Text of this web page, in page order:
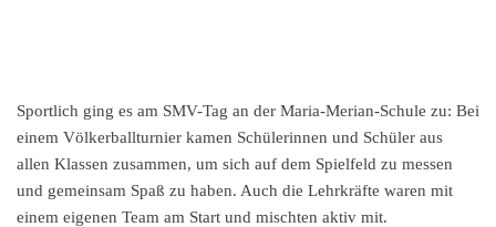
Sport­lich ging es am SMV-Tag an der Maria-Merian-Schule zu: Bei
einem Völker­ball­tur­nier kamen Schüle­rin­nen und Schüler aus
allen Klassen zusam­men, um sich auf dem Spiel­feld zu messen
und gemein­sam Spaß zu haben. Auch die Lehrkräf­te waren mit
einem eigenen Team am Start und misch­ten aktiv mit.